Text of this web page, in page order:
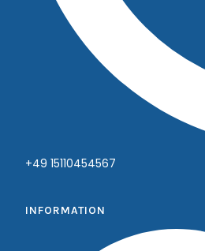
+49 15110454567
INFORMATION